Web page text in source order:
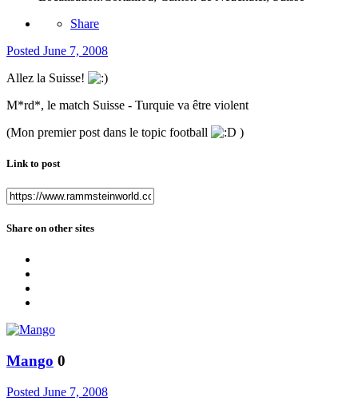
Share
Posted June 7, 2008
Allez la Suisse!
M*rd*, le match Suisse - Turquie va être violent
(Mon premier post dans le topic football
)
Link to post
Share on other sites
Mango 0
Posted June 7, 2008